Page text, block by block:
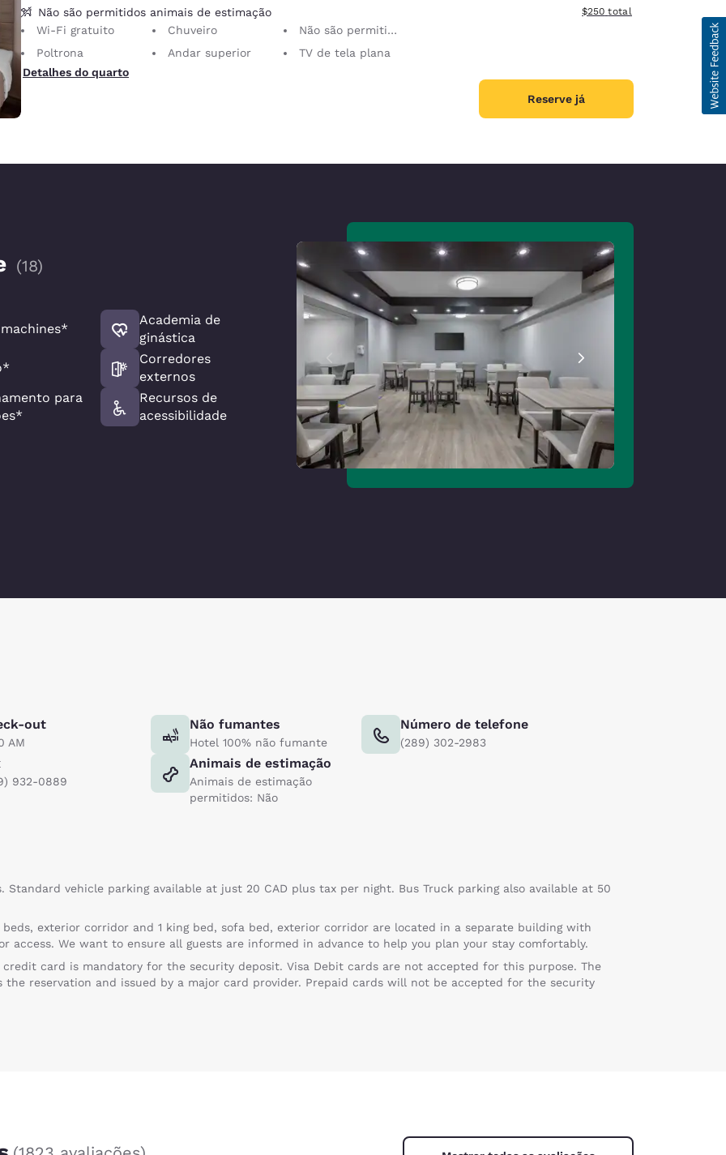
Não são permitidos animais de estimação
Wi-Fi gratuito
Chuveiro
Não são permitidos animais de estimação
Poltrona
Andar superior
TV de tela plana
Detalhes do quarto
Exibir detalhes do total
$250 total
Reserve já
(18)
para
Academia de
ginástica
Corredores
externos
Recursos de
acessibilidade
out
AM
Não fumantes
Hotel 100% não fumante
Número de telefone
(289) 302-2983
932-0889
Animais de estimação
Animais de estimação
permitidos: Não
Standard vehicle parking available at just 20 CAD plus tax per night. Bus Truck parking also available at 50
exterior corridor and 1 king bed, sofa bed, exterior corridor are located in a separate building with
access. We want to ensure all guests are informed in advance to help you plan your stay comfortably.
credit card is mandatory for the security deposit. Visa Debit cards are not accepted for this purpose. The
reservation and issued by a major card provider. Prepaid cards will not be accepted for the security